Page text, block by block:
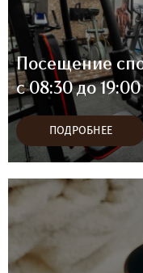
Посещение
с 08:30 до 19:00
ПОДРОБНЕЕ